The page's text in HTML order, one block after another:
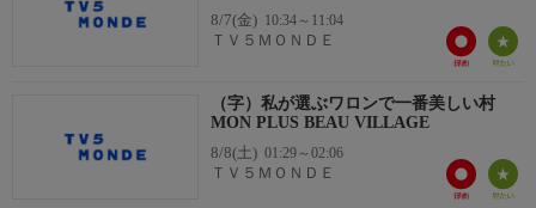
8/7(金) 10:34～11:04
ＴＶ５ＭＯＮＤＥ
（字）私が選ぶワロンで一番美しい村
MON PLUS BEAU VILLAGE
8/8(土) 01:29～02:06
ＴＶ５ＭＯＮＤＥ